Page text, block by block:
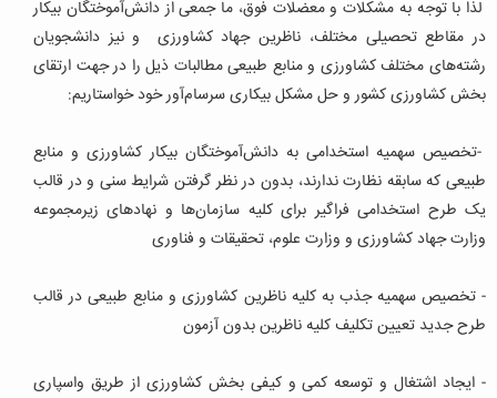
لذا با توجه به مشکلات و معضلات فوق، ما جمعی از دانش‌آموختگان بیکار
در مقاطع تحصیلی مختلف، ناظرین جهاد کشاورزی و نیز دانشجویان
رشته‌های مختلف کشاورزی و منابع طبیعی مطالبات ذیل را در جهت ارتقای
بخش کشاورزی کشور و حل مشکل بیکاری سرسام‌آور خود خواستاریم:
-تخصیص سهمیه استخدامی به دانش‌آموختگان بیکار کشاورزی و منابع
طبیعی که سابقه نظارت ندارند، بدون در نظر گرفتن شرایط سنی و در قالب
یک طرح استخدامی فراگیر برای کلیه سازمان‌ها و نهادهای زیرمجموعه
وزارت جهاد کشاورزی و وزارت علوم، تحقیقات و فناوری
- تخصیص سهمیه جذب به کلیه ناظرین کشاورزی و منابع طبیعی در قالب
طرح جدید تعیین تکلیف کلیه ناظرین بدون آزمون
- ایجاد اشتغال و توسعه کمی و کیفی بخش کشاورزی از طریق واسپاری